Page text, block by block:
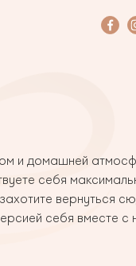
и домашней
себя
вернуться
себя вместе с